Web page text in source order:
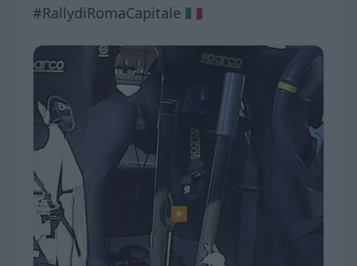
#RallydiRomaCapitale 🇮🇹
▶